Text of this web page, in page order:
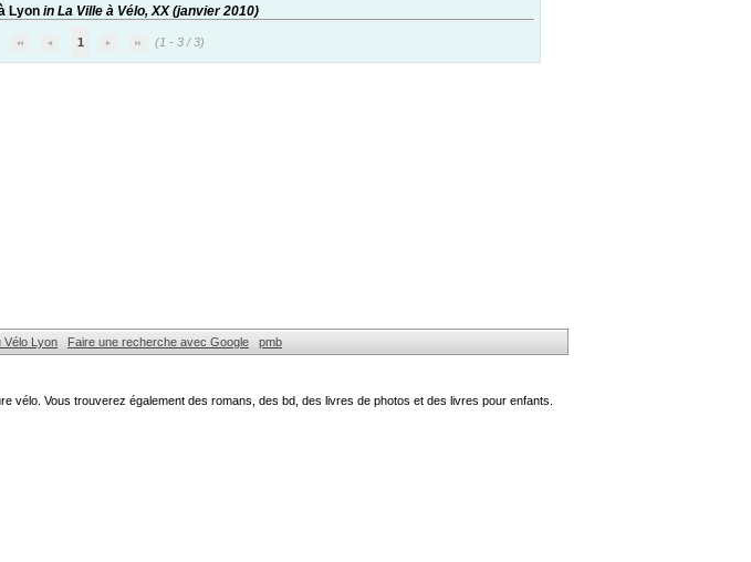
Lyon in La Ville à Vélo, XX (janvier 2010)
1 (1 - 3 / 3)
Vélo Lyon Faire une recherche avec Google pmb
vélo. Vous trouverez également des romans, des bd, des livres de photos et des livres pour enfants.